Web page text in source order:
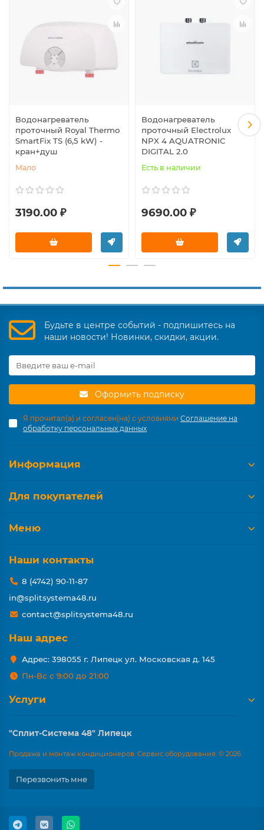
Водонагреватель
проточный Royal Thermo
SmartFix TS (6,5 kW) -
кран+душ
Мало
3190.00 ₽
Водонагреватель
проточный Electrolux
NPX 4 AQUATRONIC
DIGITAL 2.0
Есть в наличии
9690.00 ₽
Будьте в центре событий - подпишитесь на
наши новости! Новинки, скидки, акции.
Оформить подписку
Я прочитал(а) и согласен(на) с условиями Соглашение на
обработку персональных данных
Информация
Для покупателей
Меню
Наши контакты
8 (4742) 90-11-87
in@splitsystema48.ru
contact@splitsystema48.ru
Наш адрес
Адрес: 398055 г. Липецк ул. Московская д. 145
Пн-Вс с 9:00 до 21:00
Услуги
"Сплит-Система 48" Липецк
Продажа и монтаж кондиционеров. Сервис оборудования. © 2026
Перезвонить мне